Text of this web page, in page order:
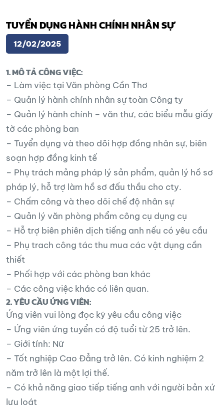
TUYỂN DỤNG HÀNH CHÍNH NHÂN SỰ
12/02/2025
1. MÔ TẢ CÔNG VIỆC:
– Làm việc tại Văn phòng Cần Thơ
– Quản lý hành chính nhân sự toàn Công ty
– Quản lý hành chính – văn thư, các biểu mẫu giấy
tờ các phòng ban
– Tuyển dụng và theo dõi hợp đồng nhân sự, biên
soạn hợp đồng kinh tế
– Phụ trách mảng pháp lý sản phẩm, quản lý hồ sơ
pháp lý, hỗ trợ làm hồ sơ đấu thầu cho cty.
– Chấm công và theo dõi chế độ nhân sự
– Quản lý văn phòng phẩm công cụ dụng cụ
– Hỗ trợ biên phiên dịch tiếng anh nếu có yêu cầu
– Phụ trach công tác thu mua các vật dụng cần
thiết
– Phối hợp với các phòng ban khác
– Các công việc khác có liên quan.
2. YÊU CẦU ỨNG VIÊN:
Ứng viên vui lòng đọc kỹ yêu cầu công việc
– Ứng viên ứng tuyển có độ tuổi từ 25 trở lên.
– Giới tính: Nữ
– Tốt nghiệp Cao Đẳng trở lên. Có kinh nghiệm 2
năm trở lên là một lợi thế.
– Có khả năng giao tiếp tiếng anh với người bản xứ
lưu loát